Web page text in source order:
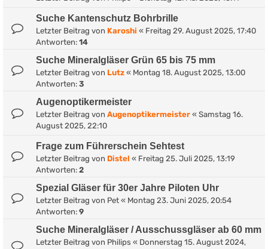
Suche Kantenschutz Bohrbrille
Letzter Beitrag von Karoshi « Freitag 29. August 2025, 17:40
Antworten: 14
Suche Mineralgläser Grün 65 bis 75 mm
Letzter Beitrag von Lutz « Montag 18. August 2025, 13:00
Antworten: 3
Augenoptikermeister
Letzter Beitrag von Augenoptikermeister « Samstag 16.
August 2025, 22:10
Frage zum Führerschein Sehtest
Letzter Beitrag von Distel « Freitag 25. Juli 2025, 13:19
Antworten: 2
Spezial Gläser für 30er Jahre Piloten Uhr
Letzter Beitrag von Pet « Montag 23. Juni 2025, 20:54
Antworten: 9
Suche Mineralgläser / Ausschussgläser ab 60 mm
Letzter Beitrag von Philips « Donnerstag 15. August 2024,